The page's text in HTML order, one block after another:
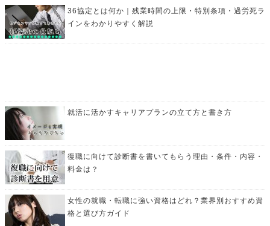
36協定とは何か｜残業時間の上限・特別条項・過労死ラ
インをわかりやすく解説
就活に活かすキャリアプランの立て方と書き方
復職に向けて診断書を書いてもらう理由・条件・内容・
料金は？
女性の就職・転職に強い資格はどれ？業界別おすすめ資
格と選び方ガイド